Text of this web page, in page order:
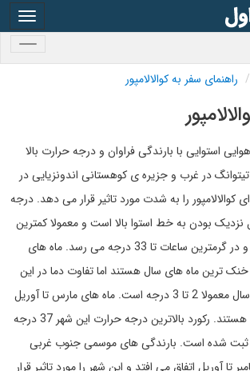
راهنمای سفر به کوالالامپور
استوایی با بارندگی فراوان و درجه حرارت بالا
در غرب و جزیره ی کوهستانی اندونزیایی در
را به شدت مورد تاثیر قرار می دهد. درجه
نزدیک بودن به خط استوا بالا است و معمولا کمترین
درجه حرارت 22 درجه و در گرمترین ساعات تا 33 درجه می رسد. ماه های
خنک ترین ماه های سال هستند اما تفاوت دما در این
ماه ها با ماه های دیگر سال معمولا 2 تا 3 درجه است. ماه های مارس تا آوریل
گرم ترین ماه های سال هستند. رکورد بالاترین درجه حرارت این شهر 37 درجه
آن 19 درجه ثبت شده است. بارندگی های موسمی جنوب غربی
تا آوریل اتفاق می افتد و این شهر را مورد تاثیر قرار